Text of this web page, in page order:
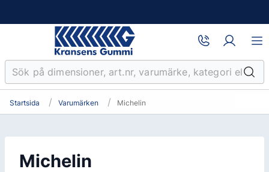
Startsida Varumärken Michelin
Michelin